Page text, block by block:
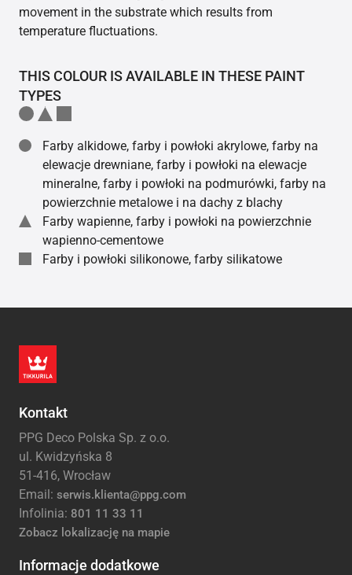
movement in the substrate which results from
temperature fluctuations.
THIS COLOUR IS AVAILABLE IN THESE PAINT
TYPES
Farby alkidowe, farby i powłoki akrylowe, farby na
elewacje drewniane, farby i powłoki na elewacje
mineralne, farby i powłoki na podmurówki, farby na
powierzchnie metalowe i na dachy z blachy
Farby wapienne, farby i powłoki na powierzchnie
wapienno-cementowe
Farby i powłoki silikonowe, farby silikatowe
Kontakt
PPG Deco Polska Sp. z o.o.
ul. Kwidzyńska 8
51-416, Wrocław
Email: serwis.klienta@ppg.com
Infolinia: 801 11 33 11
Zobacz lokalizację na mapie
Informacje dodatkowe